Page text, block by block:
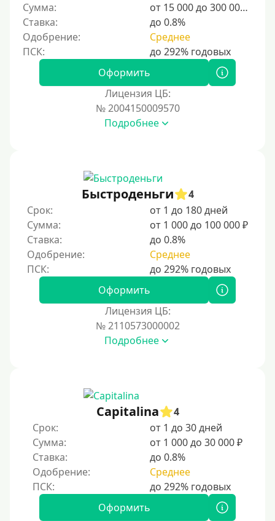
Сумма:
от 15 000 до 300 000 ₽
Ставка:
до 0.8%
Одобрение:
Среднее
Оформить
Лицензия ЦБ:
№ 2004150009570
Подробнее
Быстроденьги
4
Срок:
от 1 до 180 дней
Сумма:
от 1 000 до 100 000 ₽
Ставка:
до 0.8%
Одобрение:
Среднее
Оформить
Лицензия ЦБ:
№ 2110573000002
Подробнее
Capitalina
4
Срок:
от 1 до 30 дней
Сумма:
от 1 000 до 30 000 ₽
Ставка:
до 0.8%
Одобрение:
Среднее
Оформить